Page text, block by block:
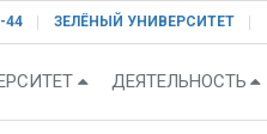
44 ЗЕЛЁНЫЙ УНИВЕРСИТЕТ
ДЕЯТЕЛЬНОСТЬ